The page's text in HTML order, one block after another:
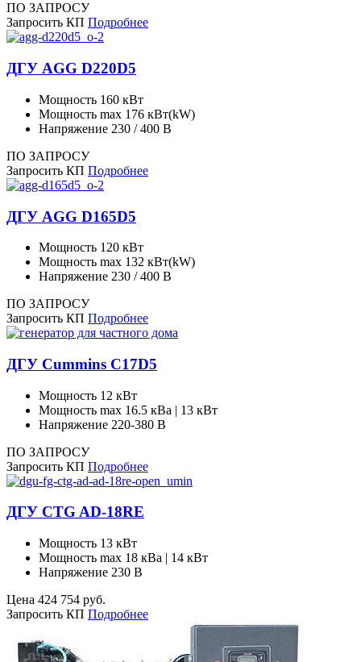
ПО ЗАПРОСУ
Запросить КП Подробнее
ДГУ AGG D220D5
Мощность 160 кВт
Мощность max 176 кВт(kW)
Напряжение 230 / 400 В
ПО ЗАПРОСУ
Запросить КП Подробнее
ДГУ AGG D165D5
Мощность 120 кВт
Мощность max 132 кВт(kW)
Напряжение 230 / 400 В
ПО ЗАПРОСУ
Запросить КП Подробнее
ДГУ Cummins C17D5
Мощность 12 кВт
Мощность max 16.5 кВа | 13 кВт
Напряжение 220-380 В
ПО ЗАПРОСУ
Запросить КП Подробнее
ДГУ CTG AD-18RE
Мощность 13 кВт
Мощность max 18 кВа | 14 кВт
Напряжение 230 В
Цена 424 754 руб.
Запросить КП Подробнее